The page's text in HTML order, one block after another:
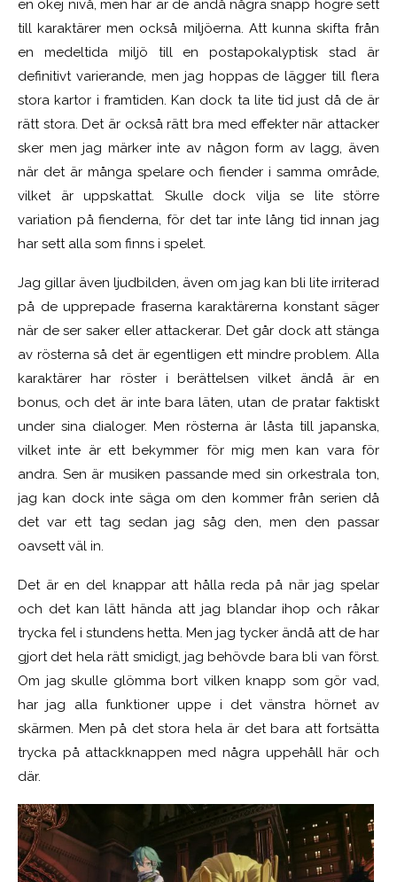
en okej nivå, men här är de ändå några snäpp högre sett
till karaktärer men också miljöerna. Att kunna skifta från
en medeltida miljö till en postapokalyptisk stad är
definitivt varierande, men jag hoppas de lägger till flera
stora kartor i framtiden. Kan dock ta lite tid just då de är
rätt stora. Det är också rätt bra med effekter när attacker
sker men jag märker inte av någon form av lagg, även
när det är många spelare och fiender i samma område,
vilket är uppskattat. Skulle dock vilja se lite större
variation på fienderna, för det tar inte lång tid innan jag
har sett alla som finns i spelet.
Jag gillar även ljudbilden, även om jag kan bli lite irriterad
på de upprepade fraserna karaktärerna konstant säger
när de ser saker eller attackerar. Det går dock att stänga
av rösterna så det är egentligen ett mindre problem. Alla
karaktärer har röster i berättelsen vilket ändå är en
bonus, och det är inte bara läten, utan de pratar faktiskt
under sina dialoger. Men rösterna är låsta till japanska,
vilket inte är ett bekymmer för mig men kan vara för
andra. Sen är musiken passande med sin orkestrala ton,
jag kan dock inte säga om den kommer från serien då
det var ett tag sedan jag såg den, men den passar
oavsett väl in.
Det är en del knappar att hålla reda på när jag spelar
och det kan lätt hända att jag blandar ihop och råkar
trycka fel i stundens hetta. Men jag tycker ändå att de har
gjort det hela rätt smidigt, jag behövde bara bli van först.
Om jag skulle glömma bort vilken knapp som gör vad,
har jag alla funktioner uppe i det vänstra hörnet av
skärmen. Men på det stora hela är det bara att fortsätta
trycka på attackknappen med några uppehåll här och
där.